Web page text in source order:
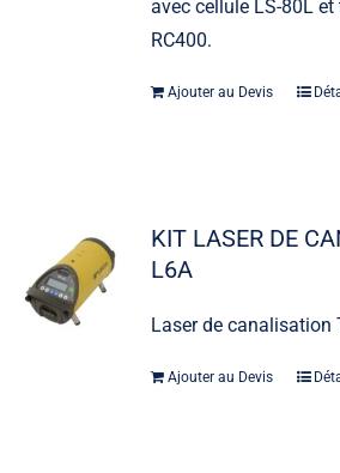
avec cellule LS-80L
RC400.
Ajouter au Devis
KIT LASER DE
L6A
Laser de canalisation
Ajouter au Devis